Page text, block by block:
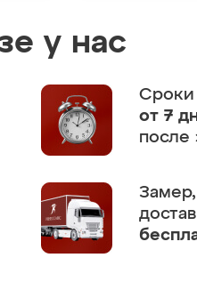
у нас
Сроки
от 7
после
Замер,